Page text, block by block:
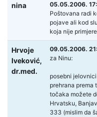
nina
05.05.2006.
Poštovana radi
pojave ali kod
koja nije
Hrvoje
Iveković,
dr.med.
09.05.2006.
za Ninu:
posebni
prehrana prema
točaka možete
Hrvatsku,
333 (mislim da